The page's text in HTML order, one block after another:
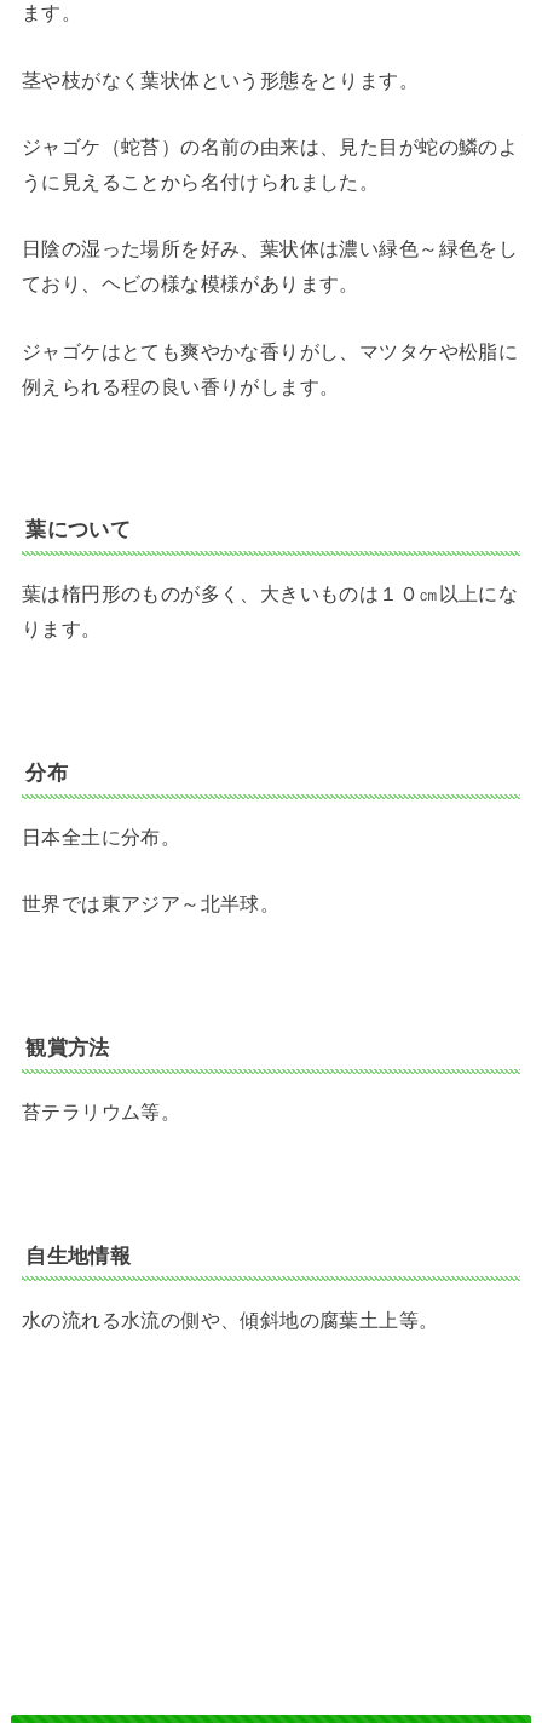
ます。
茎や枝がなく葉状体という形態をとります。
ジャゴケ（蛇苔）の名前の由来は、見た目が蛇の鱗のよ
うに見えることから名付けられました。
日陰の湿った場所を好み、葉状体は濃い緑色～緑色をし
ており、ヘビの様な模様があります。
ジャゴケはとても爽やかな香りがし、マツタケや松脂に
例えられる程の良い香りがします。
葉について
葉は楕円形のものが多く、大きいものは１０㎝以上にな
ります。
分布
日本全土に分布。
世界では東アジア～北半球。
観賞方法
苔テラリウム等。
自生地情報
水の流れる水流の側や、傾斜地の腐葉土上等。